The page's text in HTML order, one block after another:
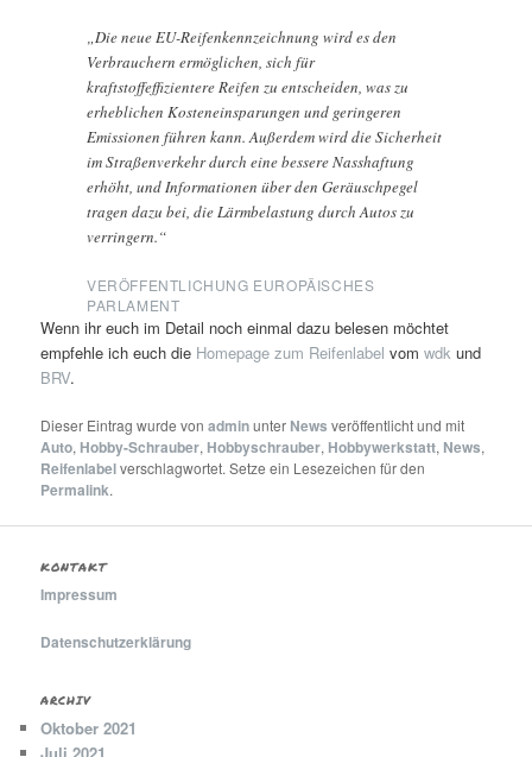
„Die neue EU-Reifenkennzeichnung wird es den
Verbrauchern ermöglichen, sich für
kraftstoffeffizientere Reifen zu entscheiden, was zu
erheblichen Kosteneinsparungen und geringeren
Emissionen führen kann. Außerdem wird die Sicherheit
im Straßenverkehr durch eine bessere Nasshaftung
erhöht, und Informationen über den Geräuschpegel
tragen dazu bei, die Lärmbelastung durch Autos zu
verringern.“
VERÖFFENTLICHUNG EUROPÄISCHES
PARLAMENT
Wenn ihr euch im Detail noch einmal dazu belesen möchtet
empfehle ich euch die Homepage zum Reifenlabel vomwdk und
BRV.
Dieser Eintrag wurde vonadminunter News veröffentlicht und mit
Auto, Hobby-Schrauber, Hobbyschrauber, Hobbywerkstatt, News,
Reifenlabelverschlagwortet. Setze ein Lesezeichen für den
Permalink.
KONTAKT
Impressum
Datenschutzerklärung
ARCHIV
Oktober 2021